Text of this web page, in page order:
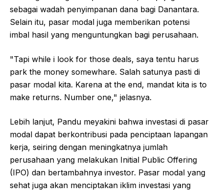
sebagai wadah penyimpanan dana bagi Danantara.
Selain itu, pasar modal juga memberikan potensi
imbal hasil yang menguntungkan bagi perusahaan.
"Tapi while i look for those deals, saya tentu harus
park the money somewhare. Salah satunya pasti di
pasar modal kita. Karena at the end, mandat kita is to
make returns. Number one," jelasnya.
Lebih lanjut, Pandu meyakini bahwa investasi di pasar
modal dapat berkontribusi pada penciptaan lapangan
kerja, seiring dengan meningkatnya jumlah
perusahaan yang melakukan Initial Public Offering
(IPO) dan bertambahnya investor. Pasar modal yang
sehat juga akan menciptakan iklim investasi yang